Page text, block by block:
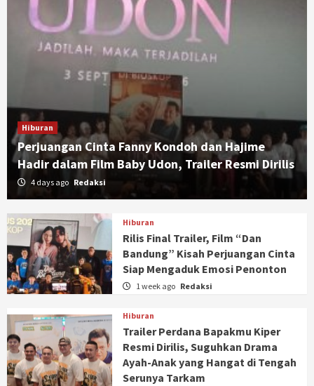
Hiburan
Perjuangan Cinta Fanny Kondoh dan Hajime
Hadir dalam Film Baby Udon, Trailer Resmi Dirilis
4 days ago Redaksi
Hiburan
Rilis Final Trailer, Film “Dan
Bandung” Kisah Perjuangan Cinta
Siap Mengaduk Emosi Penonton
1 week ago Redaksi
Hiburan
Trailer Perdana Bapakmu Kiper
Resmi Dirilis, Suguhkan Drama
Ayah-Anak yang Hangat di Tengah
Serunya Tarkam